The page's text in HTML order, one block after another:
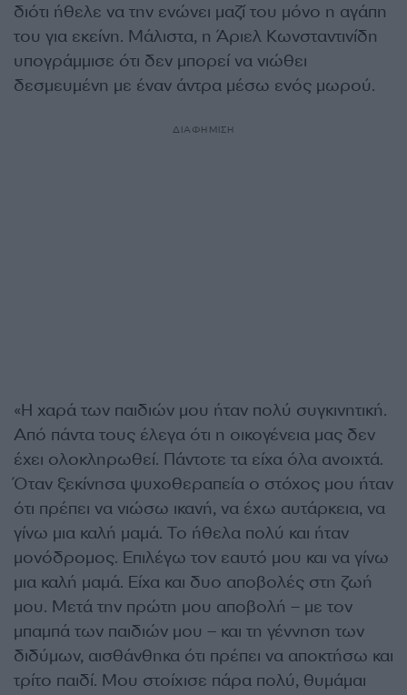
διότι ήθελε να την ενώνει μαζί του μόνο η αγάπη
του για εκείνη. Μάλιστα, η Άριελ Κωνσταντινίδη
υπογράμμισε ότι δεν μπορεί να νιώθει
δεσμευμένη με έναν άντρα μέσω ενός μωρού.
ΔΙΑΦΗΜΙΣΗ
«Η χαρά των παιδιών μου ήταν πολύ συγκινητική.
Από πάντα τους έλεγα ότι η οικογένεια μας δεν
έχει ολοκληρωθεί. Πάντοτε τα είχα όλα ανοιχτά.
Όταν ξεκίνησα ψυχοθεραπεία ο στόχος μου ήταν
ότι πρέπει να νιώσω ικανή, να έχω αυτάρκεια, να
γίνω μια καλή μαμά. Το ήθελα πολύ και ήταν
μονόδρομος. Επιλέγω τον εαυτό μου και να γίνω
μια καλή μαμά. Είχα και δυο αποβολές στη ζωή
μου. Μετά την πρώτη μου αποβολή – με τον
μπαμπά των παιδιών μου – και τη γέννηση των
διδύμων, αισθάνθηκα ότι πρέπει να αποκτήσω και
τρίτο παιδί. Μου στοίχισε πάρα πολύ, θυμάμαι